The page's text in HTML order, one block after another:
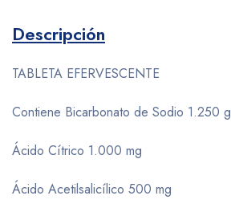
Descripción
TABLETA EFERVESCENTE
Contiene Bicarbonato de Sodio 1.250 g
Ácido Cítrico 1.000 mg
Ácido Acetilsalicílico 500 mg